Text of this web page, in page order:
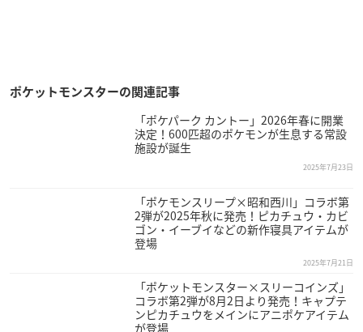
ポケットモンスターの関連記事
「ポケパーク カントー」2026年春に開業
決定！600匹超のポケモンが生息する常設
施設が誕生
2025年7月23日
「ポケモンスリープ×昭和西川」コラボ第
2弾が2025年秋に発売！ピカチュウ・カビ
ゴン・イーブイなどの新作寝具アイテムが
登場
2025年7月21日
「ポケットモンスター×スリーコインズ」
コラボ第2弾が8月2日より発売！キャプテ
ンピカチュウをメインにアニポケアイテム
が登場